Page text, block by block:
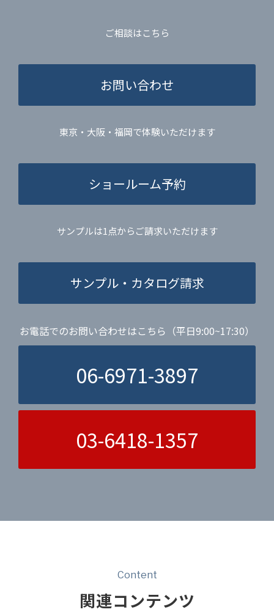
ご相談はこちら
お問い合わせ
東京・大阪・福岡で体験いただけます
ショールーム予約
サンプルは1点からご請求いただけます
サンプル・カタログ請求
お電話でのお問い合わせはこちら（平日9:00~17:30）
06-6971-3897
03-6418-1357
Content
関連コンテンツ